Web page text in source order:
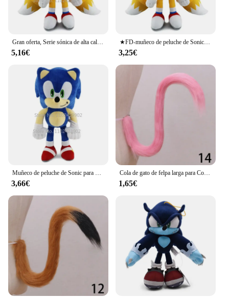
Gran oferta, Serie sónica de alta calidad, colas de nudillos de Peluche, bonito dibujo animado, muñeco de Peluche de Anime suave, regalo de cumpleaños para niños
5,16€
★FD-muñeco de peluche de Sonic para niños, muñeco de felpa suave de alta calidad, con nudillos y colas, Amy Rose, ideal para regalo de cumpleaños, 30cm
3,25€
Muñeco de peluche de Sonic para niños, juguete de felpa suave de 30cm, de alta calidad, con nudillos y colas, Amy Rose, ideal para regalo de cumpleaños
3,66€
Cola de gato de felpa larga para Cosplay, accesorios de disfraz de sirvienta, forma ajustable, simulación de bestia, fiesta, Lolita, zorro, mascarada, 1 unidad
1,65€